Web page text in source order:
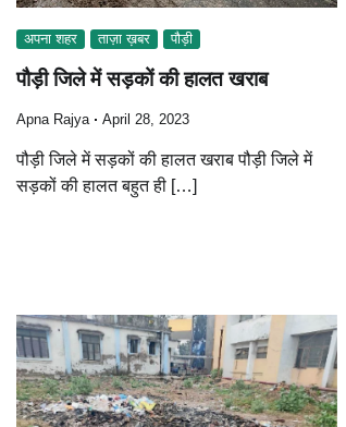
अपना शहर ताज़ा ख़बर पौड़ी
पौड़ी जिले में सड़कों की हालत खराब
Apna Rajya April 28, 2023
पौड़ी जिले में सड़कों की हालत खराब पौड़ी जिले में
सड़कों की हालत बहुत ही […]